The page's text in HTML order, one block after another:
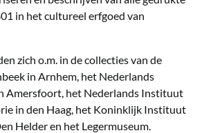
in het cultureel erfgoed van
zich o.m. in de collecties van de
in Arnhem, het Nederlands
Amersfoort, het Nederlands Instituut
in den Haag, het Koninklijk Instituut
Helder en het Legermuseum.